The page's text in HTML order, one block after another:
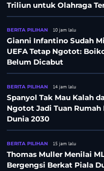
Triliun untuk Olahraga
Sepanjang Sejarah
BERITA PILIHAN 10 jam lalu
Gianni Infantino Sudah
UEFA Tetap Ngotot:
Belum Dicabut
BERITA PILIHAN 14 jam lalu
Spanyol Tak Mau Kalah
Ngotot Jadi Tuan Rumah
Dunia 2030
BERITA PILIHAN 15 jam lalu
Thomas Muller Menilai
Bergengsi Berkat Piala